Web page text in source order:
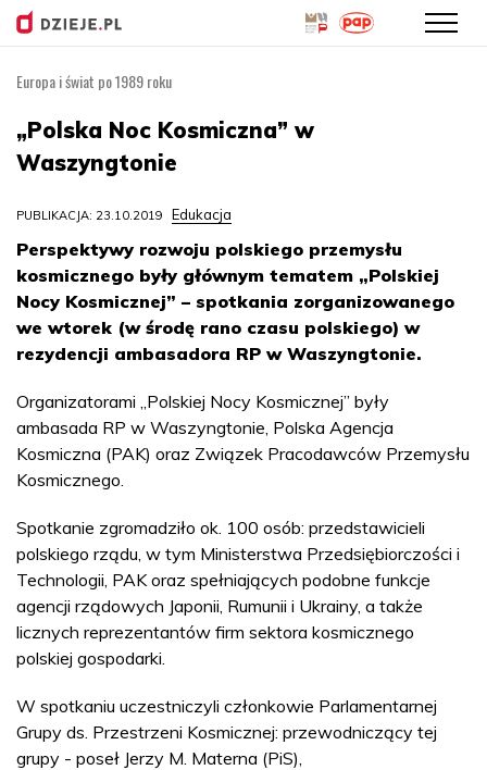
treści
Europa i świat po 1989 roku
„Polska Noc Kosmiczna” w
Waszyngtonie
PUBLIKACJA: 23.10.2019 Edukacja
Perspektywy rozwoju polskiego przemysłu
kosmicznego były głównym tematem „Polskiej
Nocy Kosmicznej” – spotkania zorganizowanego
we wtorek (w środę rano czasu polskiego) w
rezydencji ambasadora RP w Waszyngtonie.
Organizatorami „Polskiej Nocy Kosmicznej” były
ambasada RP w Waszyngtonie, Polska Agencja
Kosmiczna (PAK) oraz Związek Pracodawców Przemysłu
Kosmicznego.
Spotkanie zgromadziło ok. 100 osób: przedstawicieli
polskiego rządu, w tym Ministerstwa Przedsiębiorczości i
Technologii, PAK oraz spełniających podobne funkcje
agencji rządowych Japonii, Rumunii i Ukrainy, a także
licznych reprezentantów firm sektora kosmicznego
polskiej gospodarki.
W spotkaniu uczestniczyli członkowie Parlamentarnej
Grupy ds. Przestrzeni Kosmicznej: przewodniczący tej
grupy - poseł Jerzy M. Materna (PiS),